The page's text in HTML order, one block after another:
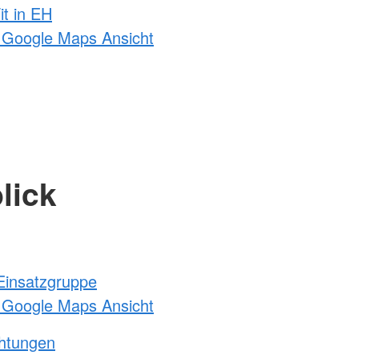
in EH
Maps Ansicht
Maps Ansicht